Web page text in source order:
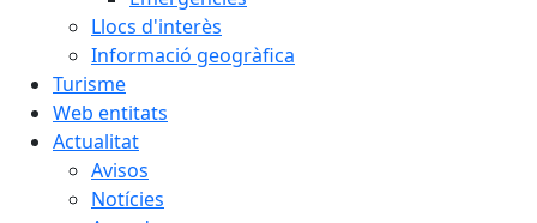
Llocs d'interès
Informació geogràfica
Turisme
Web entitats
Actualitat
Avisos
Notícies